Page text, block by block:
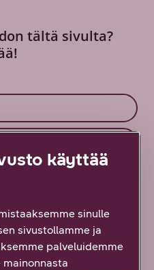
tältä sivulta?
käyttää
sinulle
sivustollamme ja
palveluidemme